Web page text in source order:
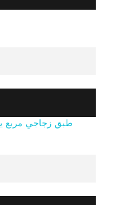
طبق زجاجي مربع